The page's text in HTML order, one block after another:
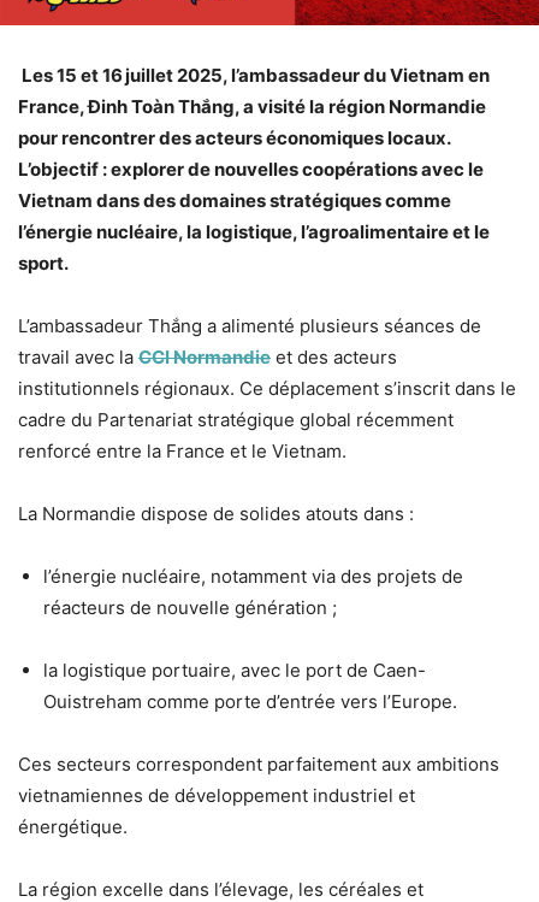
Les 15 et 16 juillet 2025, l’ambassadeur du Vietnam en
France, Đinh Toàn Thắng, a visité la région Normandie
pour rencontrer des acteurs économiques locaux.
L’objectif : explorer de nouvelles coopérations avec le
Vietnam dans des domaines stratégiques comme
l’énergie nucléaire, la logistique, l’agroalimentaire et le
sport.
L’ambassadeur Thắng a alimenté plusieurs séances de
travail avec la CCI Normandie et des acteurs
institutionnels régionaux. Ce déplacement s’inscrit dans le
cadre du Partenariat stratégique global récemment
renforcé entre la France et le Vietnam.
La Normandie dispose de solides atouts dans :
l’énergie nucléaire, notamment via des projets de
réacteurs de nouvelle génération ;
la logistique portuaire, avec le port de Caen-
Ouistreham comme porte d’entrée vers l’Europe.
Ces secteurs correspondent parfaitement aux ambitions
vietnamiennes de développement industriel et
énergétique.
La région excelle dans l’élevage, les céréales et